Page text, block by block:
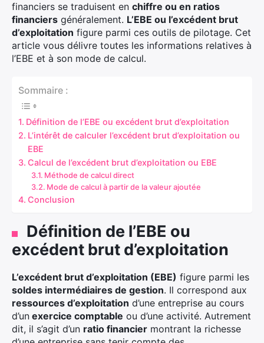
financiers se traduisent en chiffre ou en ratios
financiers généralement. L’EBE ou l’excédent brut
d’exploitation figure parmi ces outils de pilotage. Cet
article vous délivre toutes les informations relatives à
l’EBE et à son mode de calcul.
Sommaire :
Définition de l’EBE ou excédent brut d’exploitation
L’intérêt de calculer l’excédent brut d’exploitation ou
EBE
Calcul de l’excédent brut d’exploitation ou EBE
Méthode de calcul direct
Mode de calcul à partir de la valeur ajoutée
Conclusion
Définition de l’EBE ou
excédent brut d’exploitation
L’excédent brut d’exploitation (EBE) figure parmi les
soldes intermédiaires de gestion. Il correspond aux
ressources d’exploitation d’une entreprise au cours
d’un exercice comptable ou d’une activité. Autrement
dit, il s’agit d’un ratio financier montrant la richesse